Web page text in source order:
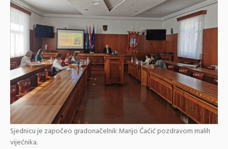
Sjednicu je započeo gradonačelnik Marijo Ćaćić pozdravom malih
vijećnika.